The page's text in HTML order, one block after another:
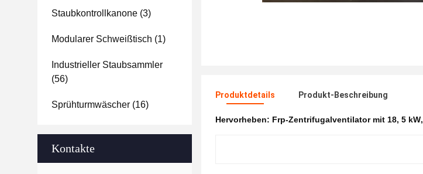
Staubkontrollkanone (3)
Modularer Schweißtisch (1)
Industrieller Staubsammler
(56)
Sprühturmwäscher (16)
Kontakte
Produktdetails Produkt-Beschreibung
Hervorheben: Frp-Zentrifugalventilator mit 18, 5 kW,